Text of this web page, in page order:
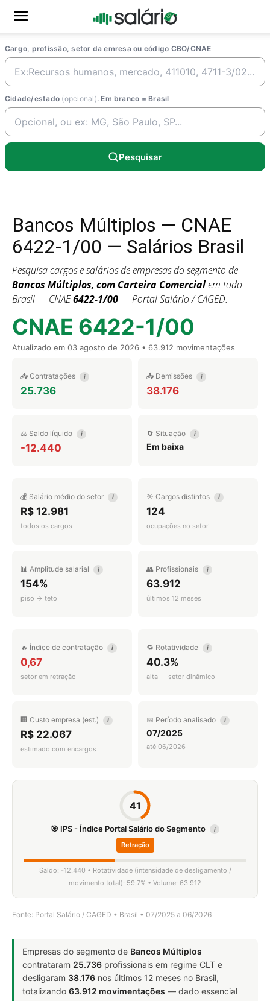
Cargo, profissão, setor da emresa ou código CBO/CNAE
Cidade/estado (opcional). Em branco = Brasil
Pesquisar
Bancos Múltiplos — CNAE
6422-1/00 — Salários Brasil
Pesquisa cargos e salários de empresas do segmento de
Bancos Múltiplos, com Carteira Comercialem todo
Brasil — CNAE6422-1/00— Portal Salário / CAGED.
CNAE 6422-1/00
Atualizado em 03 agosto de 2026 • 63.912 movimentações
📥 Contratações i
25.736
📤 Demissões i
38.176
⚖️ Saldo líquido i
-12.440
🔄 Situação i
Em baixa
💰 Salário médio do setor i
R$ 12.981
todos os cargos
🎯 Cargos distintos i
124
ocupações no setor
📊 Amplitude salarial i
154%
piso → teto
👥 Profissionais i
63.912
últimos 12 meses
🔥 Índice de contratação i
0,67
setor em retração
🔁 Rotatividade i
40.3%
alta — setor dinâmico
🏢 Custo empresa (est.) i
R$ 22.067
estimado com encargos
📅 Período analisado i
07/2025
até 06/2026
41
🎯 IPS - Índice Portal Salário do Segmento i
Retração
Saldo: -12.440 • Rotatividade (intensidade de desligamento /
movimento total): 59,7% • Volume: 63.912
Fonte: Portal Salário / CAGED • Brasil • 07/2025 a 06/2026
Empresas do segmento de Bancos Múltiplos
contrataram 25.736 profissionais em regime CLT e
desligaram 38.176 nos últimos 12 meses no Brasil,
totalizando 63.912 movimentações — dado essencial